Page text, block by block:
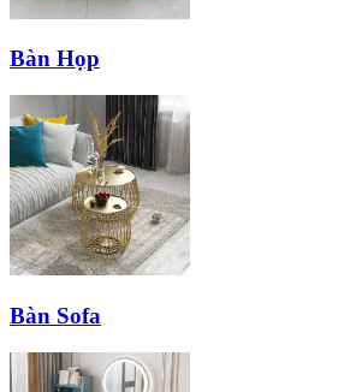
Bàn Họp
Bàn Sofa